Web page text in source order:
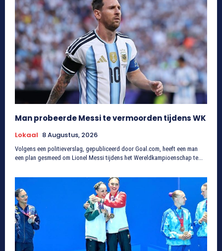
Man probeerde Messi te vermoorden tijdens WK
Lokaal 8 Augustus, 2026
Volgens een politieverslag, gepubliceerd door Goal.com, heeft een man
een plan gesmeed om Lionel Messi tijdens het Wereldkampioenschap te...